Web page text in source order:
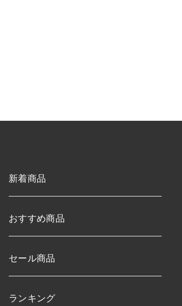
新着商品
おすすめ商品
セール商品
ランキング